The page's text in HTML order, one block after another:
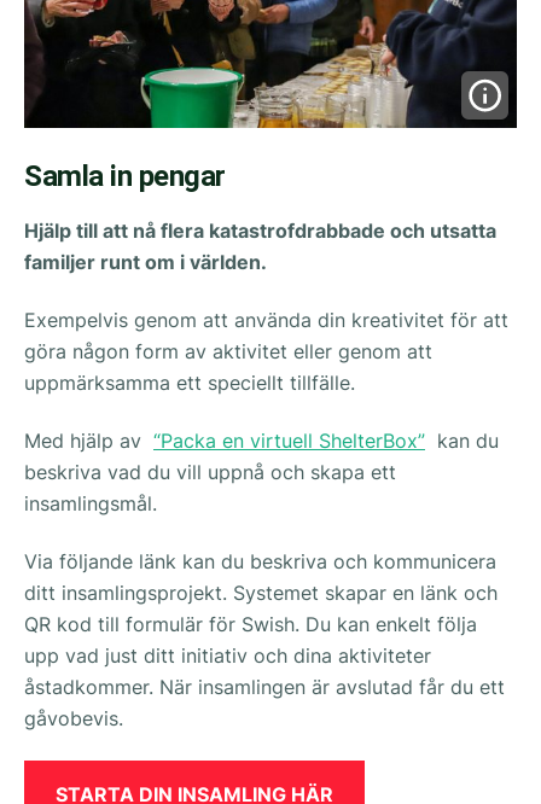
Samla in pengar
Hjälp till att nå flera katastrofdrabbade och utsatta
familjer runt om i världen.
Exempelvis genom att använda din kreativitet för att
göra någon form av aktivitet eller genom att
uppmärksamma ett speciellt tillfälle.
Med hjälp av “Packa en virtuell ShelterBox” kan du
beskriva vad du vill uppnå och skapa ett
insamlingsmål.
Via följande länk kan du beskriva och kommunicera
ditt insamlingsprojekt. Systemet skapar en länk och
QR kod till formulär för Swish. Du kan enkelt följa
upp vad just ditt initiativ och dina aktiviteter
åstadkommer. När insamlingen är avslutad får du ett
gåvobevis.
STARTA DIN INSAMLING HÄR